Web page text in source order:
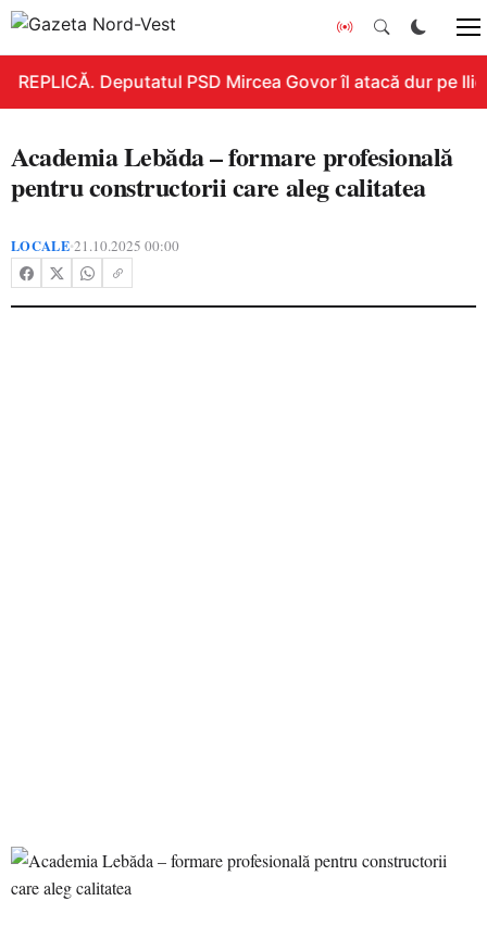
REPLICĂ. Deputatul PSD Mircea Govor îl atacă dur pe
Academia Lebăda – formare profesională
pentru constructorii care aleg calitatea
LOCALE•21.10.2025 00:00